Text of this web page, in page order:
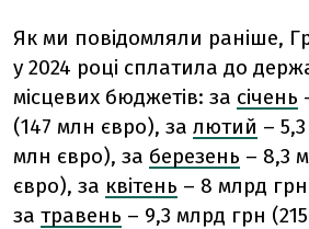
Як ми повідомляли раніше,
у 2024 році сплатила до
місцевих бюджетів: за січень
(147 млн євро), за лютий –
млн євро), за березень – 8,3
євро), за квітень – 8 млрд
за травень – 9,3 млрд грн